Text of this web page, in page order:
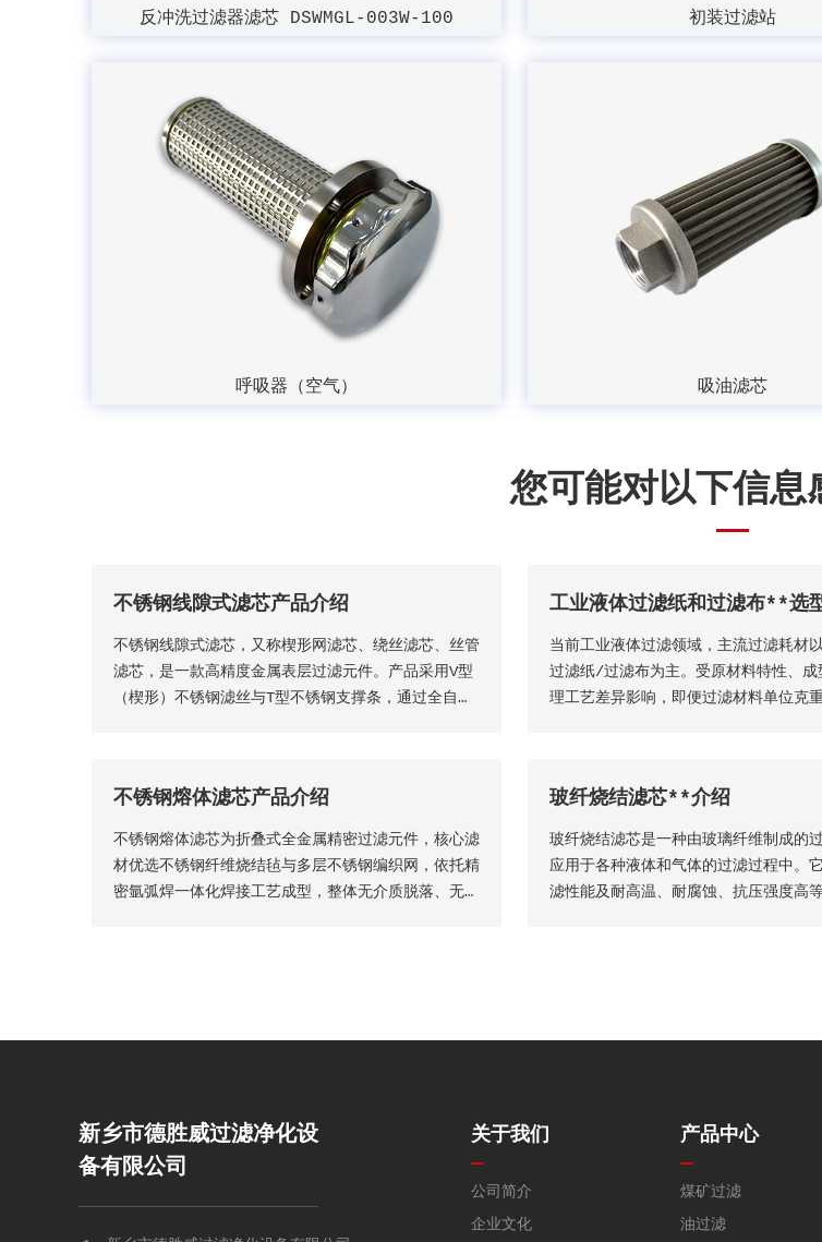
反冲洗过滤器滤芯 DSWMGL-003W-100 初装过滤站
呼吸器（空气） 吸油滤芯
您可能对以下信息
不锈钢线隙式滤芯产品介绍
不锈钢线隙式滤芯，又称楔形网滤芯、绕丝滤芯​、丝管
滤芯，是一款高精度金属表层过滤元件。产品采用V型
（楔形）不锈钢滤丝与T型不锈钢支撑条，通过全自动
多种结构，且支持滤缝规格、丝径尺寸等核心参数个性
化定制。本厂出品的楔形网滤芯具备滤隙均匀、板面平
整圆润、过滤精度稳定、机械强度高、经久耐用等核心
品质优势。
工业液体过滤纸和过滤布**选
当前工业液体过滤领域，主流过滤耗材
过滤纸/过滤布为主。受原材料特性、成
理工艺差异影响，即便过滤材料单位克
托**技术维度精准选型，具体选型标准
下
不锈钢熔体滤芯产品介绍
不锈钢熔体滤芯为折叠式全金属精密过滤元件，核心滤
材优选不锈钢纤维烧结毡与多层不锈钢编织网，依托精
密氩弧焊一体化焊接工艺成型，整体无介质脱落、无渗
玻纤烧结滤芯**介绍
玻纤烧结滤芯是一种由玻璃纤维制成的
应用于各种液体和气体的过滤过程中。
滤性能及耐高温、耐腐蚀、抗压强度高
新乡市德胜威过滤净化设
备有限公司
关于我们
公司简介
企业文化
产品中心
煤矿过滤
油过滤